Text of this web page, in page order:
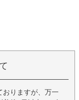
おりますが、万一